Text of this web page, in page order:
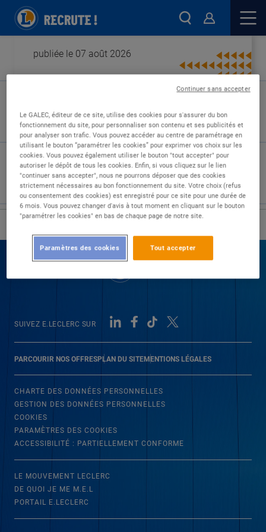
publiée le 07 août 2026
Type de contrat :
Expérience :
Études :
PARCOURIR NOS OFFRESPLAN DU SITEMENTIONS LÉGALES
SUIVEZ E.LECLERC SUR
CHARTE DES DONNÉES PERSONNELLES
GESTION DES DONNÉES PERSONNELLES
COOKIES
PARAMÈTRES DES COOKIES
ACCESSIBILITÉ : PARTIELLEMENT CONFORME
LE MOUVEMENT LECLERC
DE QUOI JE ME M.E.L
PORTAIL E.LECLERC
Le GALEC, éditeur de ce site, utilise des cookies pour s'assurer du bon
fonctionnement du site, pour personnaliser son contenu et ses publicités et
pour analyser son trafic. Vous pouvez accéder au centre de paramétrage en
utilisant le bouton “paramétrer les cookies” pour exprimer vos choix sur les
cookies. Vous pouvez également utiliser le bouton "tout accepter" pour
autoriser le dépôt de tous les cookies. Enfin, si vous cliquez sur le lien
"continuer sans accepter", nous ne pourrons déposer que des cookies
strictement nécessaires au bon fonctionnement du site. Votre choix (refus
ou consentement des cookies) est enregistré pour ce site pour une durée de
6 mois. Vous pouvez changer d'avis à tout moment en cliquant sur le bouton
"paramétrer les cookies" en bas de chaque page de notre site.
Tout accepter
Paramètres des cookies
Continuer sans accepter